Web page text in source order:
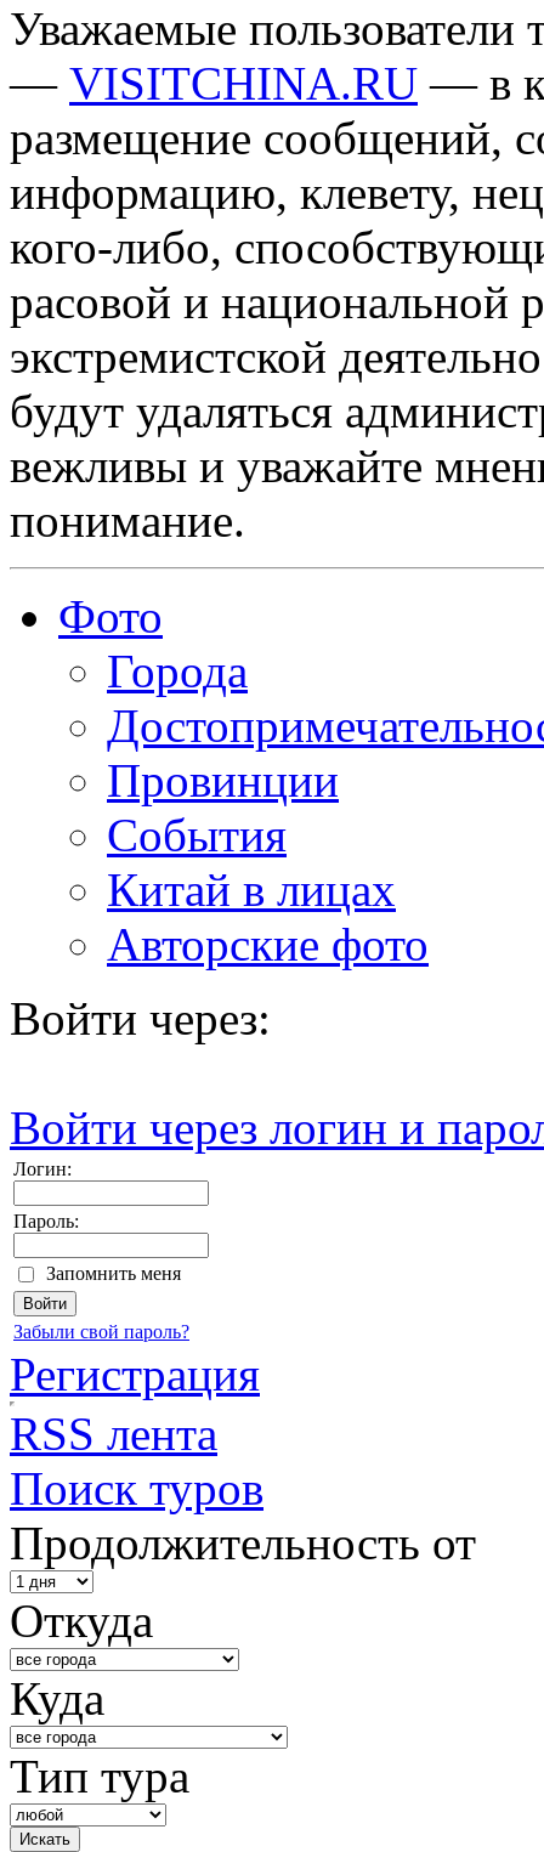
Уважаемые пользователи
— VISITCHINA.RU — в
размещение сообщений,
информацию, клевету,
кого-либо,
расовой и национальной
экстремистской
будут удаляться
вежливы и уважайте
понимание.
Фото
Города
Провинции
События
Китай в лицах
Авторские фото
Войти через:
Войти через логин и
Логин:
Пароль:
Запомнить меня
Забыли свой пароль?
Регистрация
RSS лента
Поиск туров
Продолжительность от
Откуда
Куда
Тип тура